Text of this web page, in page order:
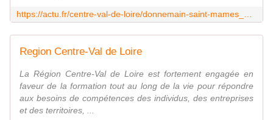
Region Centre-Val de Loire
La Région Centre-Val de Loire est fortement engagée en
faveur de la formation tout au long de la vie pour répondre
aux besoins de compétences des individus, des entreprises
et des territoires, ...